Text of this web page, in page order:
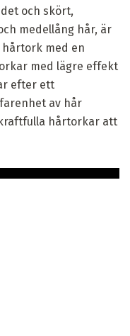
och skört,
medellång hår, är
med en
med lägre effekt
efter ett
av hår
hårtorkar att